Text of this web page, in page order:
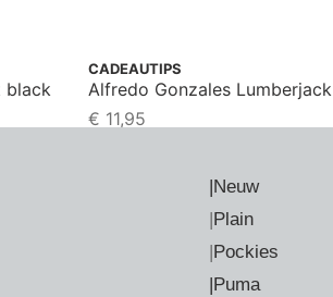
black
CADEAUTIPS
Alfredo Gonzales Lumberjack
€ 11,95
|Neuw
Plain
Pockies
|Puma